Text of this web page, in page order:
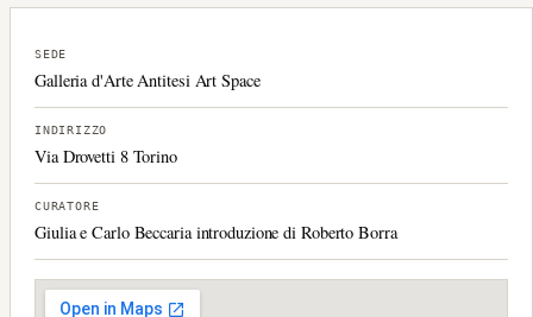
SEDE
Galleria d'Arte Antitesi Art Space
INDIRIZZO
Via Drovetti 8 Torino
CURATORE
Giulia e Carlo Beccaria introduzione di Roberto Borra